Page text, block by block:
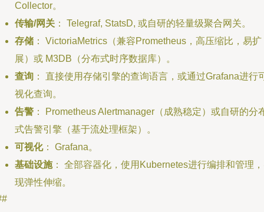
Collector。
传输/网关 ： Telegraf, StatsD, 或自研的轻量级聚合网关。
存储 ： VictoriaMetrics（兼容Prometheus，高压缩比，易扩
展）或 M3DB（分布式时序数据库）。
查询 ： 直接使用存储引擎的查询语言，或通过Grafana进行
视化查询。
告警 ： Prometheus Alertmanager（成熟稳定）或自研的分
式告警引擎（基于流处理框架）。
可视化： Grafana。
基础设施： 全部容器化，使用Kubernetes进行编排和管理
现弹性伸缩。